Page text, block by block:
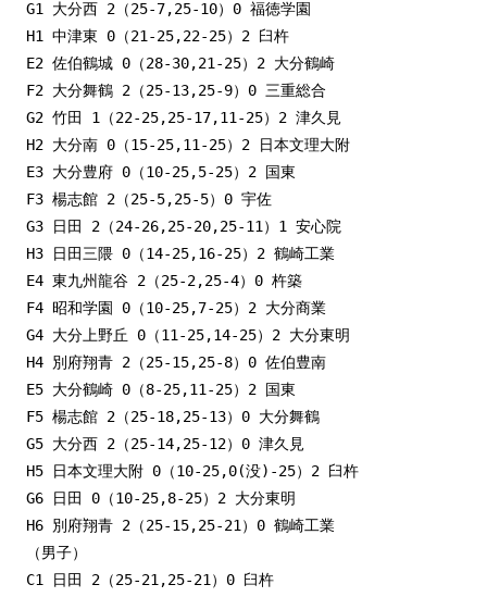
G1 大分西 2（25-7,25-10）0 福徳学園
H1 中津東 0（21-25,22-25）2 臼杵
E2 佐伯鶴城 0（28-30,21-25）2 大分鶴崎
F2 大分舞鶴 2（25-13,25-9）0 三重総合
G2 竹田 1（22-25,25-17,11-25）2 津久見
H2 大分南 0（15-25,11-25）2 日本文理大附
E3 大分豊府 0（10-25,5-25）2 国東
F3 楊志館 2（25-5,25-5）0 宇佐
G3 日田 2（24-26,25-20,25-11）1 安心院
H3 日田三隈 0（14-25,16-25）2 鶴崎工業
E4 東九州龍谷 2（25-2,25-4）0 杵築
F4 昭和学園 0（10-25,7-25）2 大分商業
G4 大分上野丘 0（11-25,14-25）2 大分東明
H4 別府翔青 2（25-15,25-8）0 佐伯豊南
E5 大分鶴崎 0（8-25,11-25）2 国東
F5 楊志館 2（25-18,25-13）0 大分舞鶴
G5 大分西 2（25-14,25-12）0 津久見
H5 日本文理大附 0（10-25,0(没)-25）2 臼杵
G6 日田 0（10-25,8-25）2 大分東明
H6 別府翔青 2（25-15,25-21）0 鶴崎工業
（男子）
C1 日田 2（25-21,25-21）0 臼杵